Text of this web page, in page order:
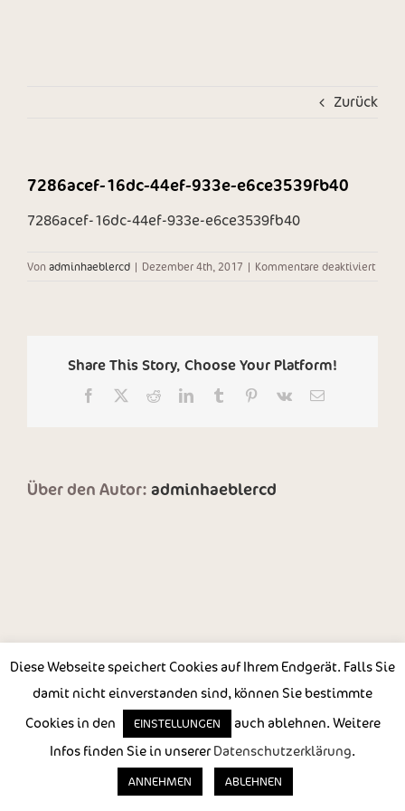
Zurück
7286acef-16dc-44ef-933e-e6ce3539fb40
7286acef-16dc-44ef-933e-e6ce3539fb40
Von adminhaeblercd | Dezember 4th, 2017 | Kommentare deaktiviertfür
Share This Story, Choose Your Platform!
Facebook RedditLinkedInTumblr Pinterest
Vk
E-
Über den Autor: adminhaeblercd
Copyright 2024 |Impressum|Datenschutzerklärung
Diese Webseite speichert Cookies auf Ihrem Endgerät. Falls Sie
damit nicht einverstanden sind, können Sie bestimmte
Cookies in den
EINSTELLUNGEN
auch ablehnen. Weitere
Infos finden Sie in unsererDatenschutzerklärung.
ANNEHMEN ABLEHNEN